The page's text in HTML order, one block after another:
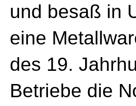
und besaß in
eine
des 19.
Betriebe die